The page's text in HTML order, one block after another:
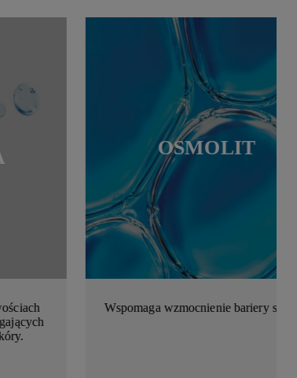
OSMOLIT
Wspomaga wzmocnienie bariery skóry.